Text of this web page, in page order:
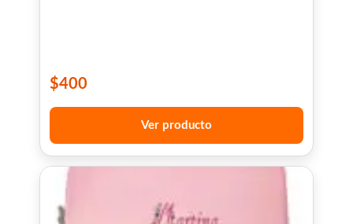
$400
Ver producto